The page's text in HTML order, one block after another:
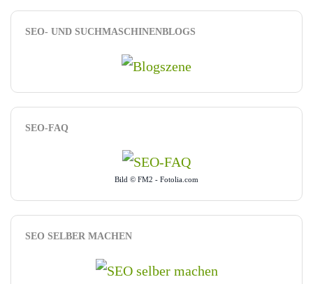
SEO- UND SUCHMASCHINENBLOGS
SEO-FAQ
Bild © FM2 - Fotolia.com
SEO SELBER MACHEN